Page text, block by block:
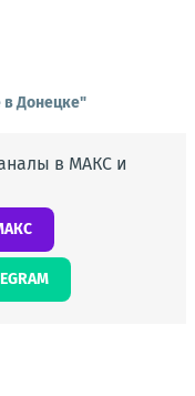
в Донецке"
в МАКС и